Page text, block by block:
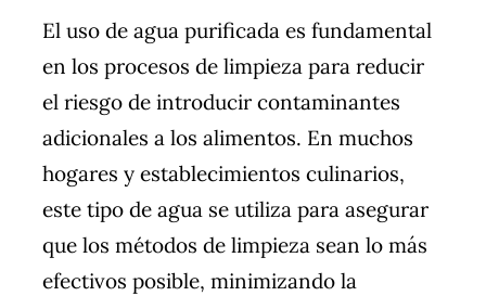
El uso de agua purificada es fundamental
en los procesos de limpieza para reducir
el riesgo de introducir contaminantes
adicionales a los alimentos. En muchos
hogares y establecimientos culinarios,
este tipo de agua se utiliza para asegurar
que los métodos de limpieza sean lo más
efectivos posible, minimizando la